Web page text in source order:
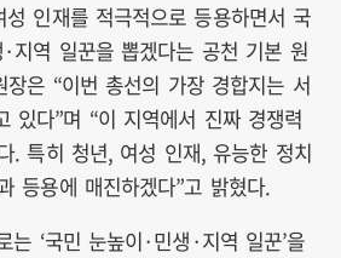
인재를 적극적으로 등용하면서 국
지역 일꾼을 뽑겠다는 공천 기본 원
은 “이번 총선의 가장 경합지는 서
있다”며 “이 지역에서 진짜 경쟁력
. 특히 청년, 여성 인재, 유능한 정치
등용에 매진하겠다”고 밝혔다.
‘국민 눈높이·민생·지역 일꾼’을